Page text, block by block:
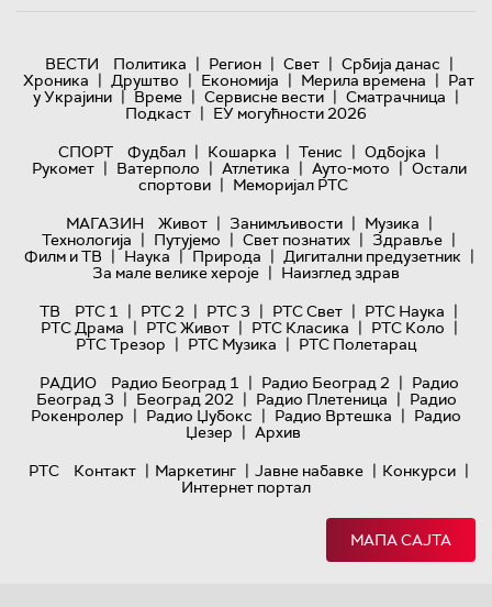
ВЕСТИ Политика | Регион | Свет | Србија данас |
Хроника | Друштво | Економија | Мерила времена | Рат
у Украјини | Време | Сервисне вести | Сматрачница |
Подкаст | ЕУ могућности 2026
СПОРТ
Фудбал | Кошарка | Тенис | Одбојка |
Рукомет | Ватерполо | Атлетика | Ауто-мото | Остали
спортови | Меморијал РТС
МАГАЗИН
Живот | Занимљивости | Музика |
Технологијa | Путујемо | Свет познатих | Здравље |
Филм и ТВ | Наука | Природа | Дигитални предузетник |
За мале велике хероје | Наизглед здрав
ТВ
РТС 1 | РТС 2 | РТС 3 | РТС Свет | РТС Наука |
РТС Драма | РТС Живот | РТС Класика | РТС Коло |
РТС Трезор | РТС Музика | РТС Полетарац
РАДИО
Радио Београд 1 | Радио Београд 2 | Радио
Београд 3 | Београд 202 | Радио Плетеница | Радио
Рокенролер | Радио Џубокс | Радио Вртешка | Радио
Џезер | Архив
РТС
Контакт | Маркетинг | Јавне набавке | Конкурси |
Интернет портал
МАПА САЈТА